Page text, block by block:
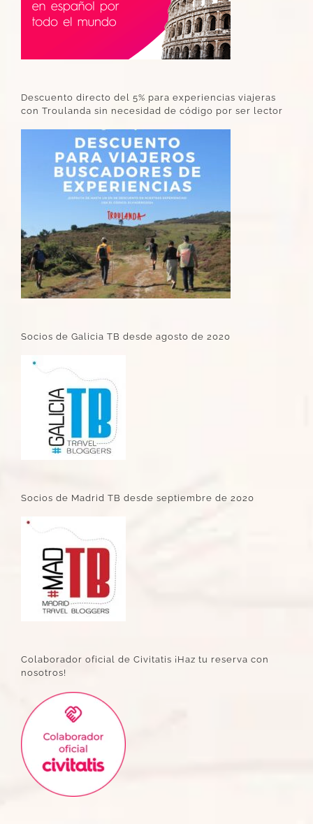
Descuento directo del 5% para experiencias viajeras
con Troulanda sin necesidad de código por ser lector
Socios de Galicia TB desde agosto de 2020
Socios de Madrid TB desde septiembre de 2020
Colaborador oficial de Civitatis ¡Haz tu reserva con
nosotros!